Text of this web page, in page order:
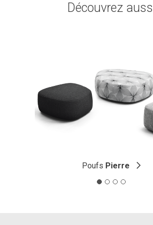
Découvrez
Poufs Pierre